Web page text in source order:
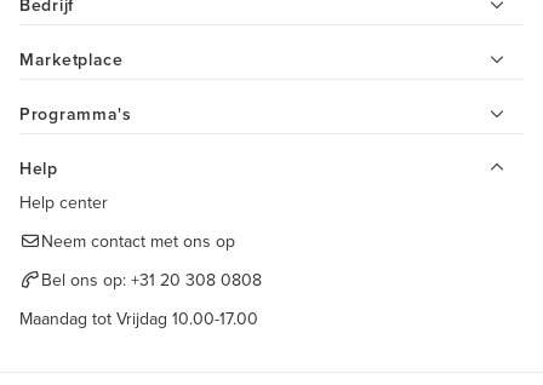
Bedrijf
Marketplace
Programma's
Help
Help center
Neem contact met ons op
Bel ons op: +31 20 308 0808
Maandag tot Vrijdag 10.00-17.00